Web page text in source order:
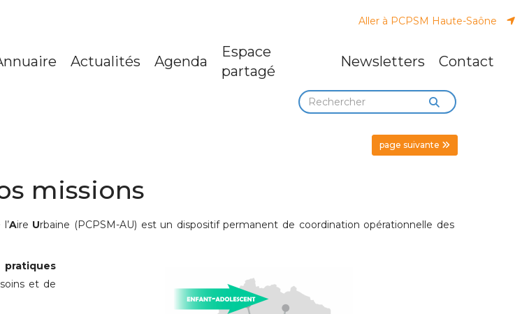
Aller à PCPSM Haute-Saône
Actualités Agenda
Espace
partagé
Newsletters Contact
page suivante
missions
Aire Urbaine (PCPSM-AU) est un dispositif permanent de coordination opérationnelle des
et de